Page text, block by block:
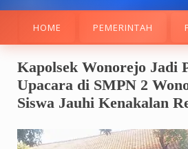
HOME PEMERINTAH
Kapolsek Wonorejo Jadi
Upacara di SMPN 2
Siswa Jauhi Kenakalan